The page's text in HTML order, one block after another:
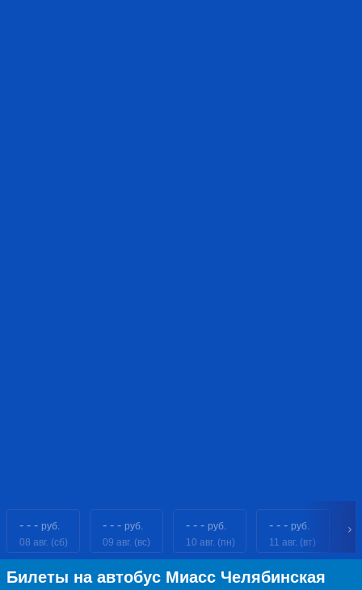
- - - руб.
08 авг. (сб)
- - - руб.
09 авг. (вс)
- - - руб.
10 авг. (пн)
- - - руб.
11 авг. (вт)
Билеты на автобус Миасс Челябинская